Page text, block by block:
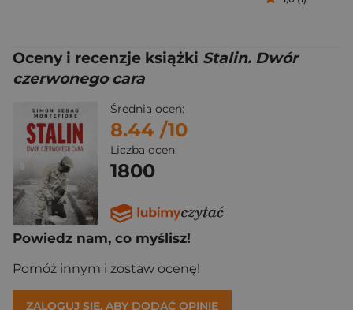
Oceny i recenzje książki Stalin. Dwór
czerwonego cara
Średnia ocen:
8.44 /10
Liczba ocen:
1800
Powiedz nam, co myślisz!
Pomóż innym i zostaw ocenę!
ZALOGUJ SIĘ, ABY DODAĆ OPINIĘ